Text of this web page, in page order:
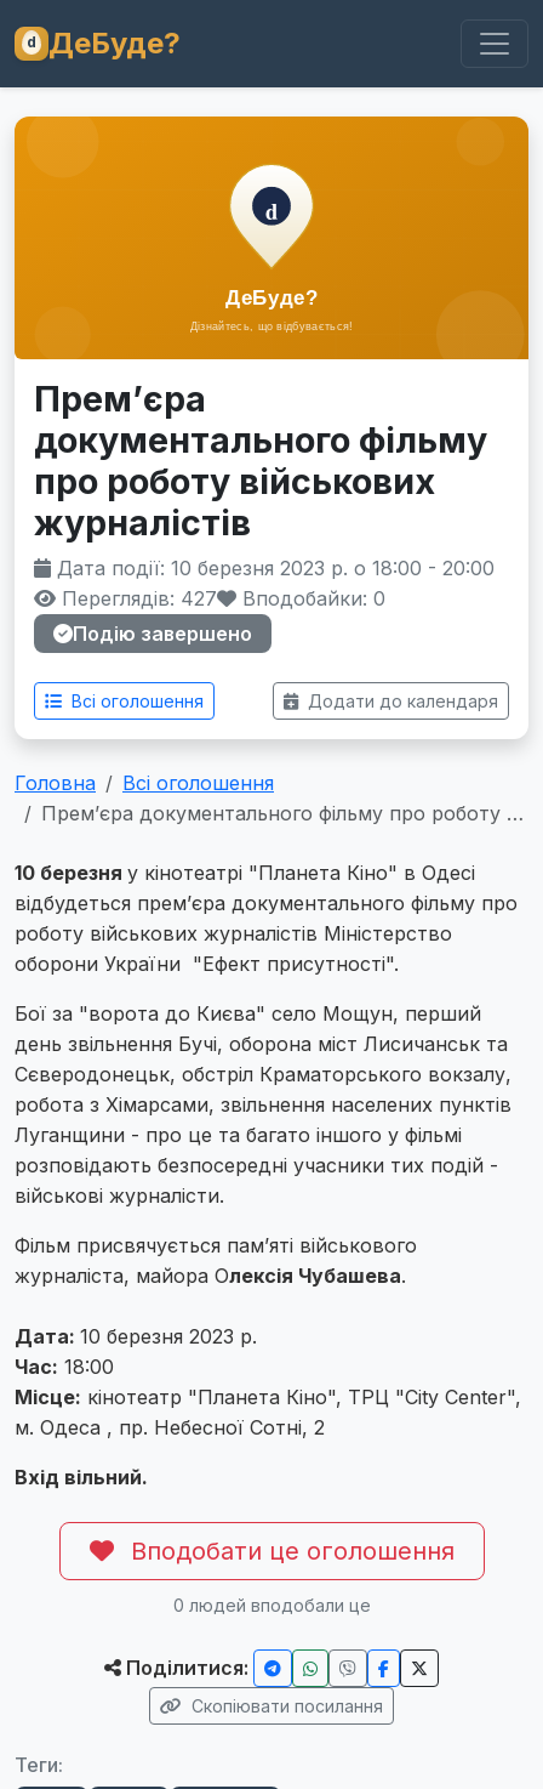
ДеБуде?
Прем’єра
документального фільму
про роботу військових
журналістів
Дата події: 10 березня 2023 р. о 18:00 - 20:00
Переглядів: 427
Вподобайки: 0
Подію завершено
Всі оголошення Додати до календаря
Головна
Всі оголошення
Прем’єра документального фільму про роботу …
10 березня у кінотеатрі "Планета Кіно" в Одесі
відбудеться прем’єра документального фільму про
роботу військових журналістів Міністерство
оборони України "Ефект присутності".
Бої за "ворота до Києва" село Мощун, перший
день звільнення Бучі, оборона міст Лисичанськ та
Сєверодонецьк, обстріл Краматорського вокзалу,
робота з Хімарсами, звільнення населених пунктів
Луганщини - про це та багато іншого у фільмі
розповідають безпосередні учасники тих подій -
військові журналісти.
Фільм присвячується пам’яті військового
журналіста, майора Олексія Чубашева.
Дата: 10 березня 2023 р.
Час: 18:00
Місце: кінотеатр "Планета Кіно", ТРЦ "City Center",
м. Одеса , пр. Небесної Сотні, 2
Вхід вільний.
Вподобати це оголошення
0 людей вподобали це
Поділитися:
Скопіювати посилання
Теги: